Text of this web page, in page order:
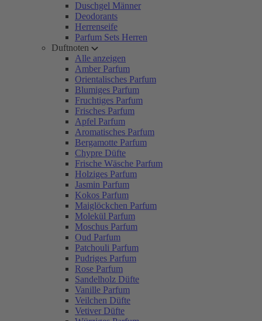
Duschgel Männer
Deodorants
Herrenseife
Parfum Sets Herren
Duftnoten
Alle anzeigen
Amber Parfum
Orientalisches Parfum
Blumiges Parfum
Fruchtiges Parfum
Frisches Parfum
Apfel Parfum
Aromatisches Parfum
Bergamotte Parfum
Chypre Düfte
Frische Wäsche Parfum
Holziges Parfum
Jasmin Parfum
Kokos Parfum
Maiglöckchen Parfum
Molekül Parfum
Moschus Parfum
Oud Parfum
Patchouli Parfum
Pudriges Parfum
Rose Parfum
Sandelholz Düfte
Vanille Parfum
Veilchen Düfte
Vetiver Düfte